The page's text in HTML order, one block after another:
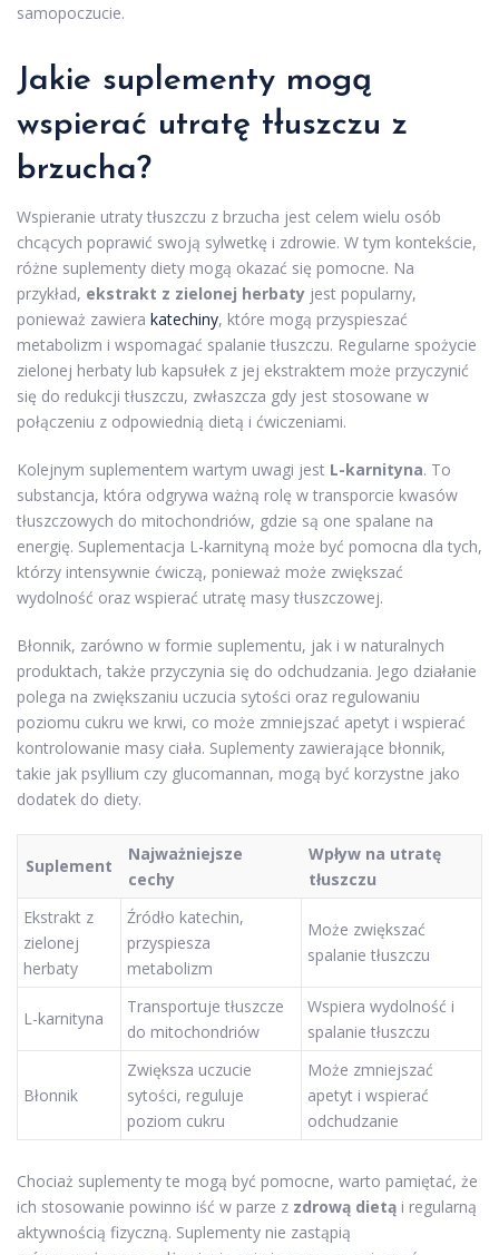
samopoczucie.
Jakie suplementy mogą
wspierać utratę tłuszczu z
brzucha?
Wspieranie utraty tłuszczu z brzucha jest celem wielu osób
chcących poprawić swoją sylwetkę i zdrowie. W tym kontekście,
różne suplementy diety mogą okazać się pomocne. Na
przykład, ekstrakt z zielonej herbaty jest popularny,
ponieważ zawiera katechiny, które mogą przyspieszać
metabolizm i wspomagać spalanie tłuszczu. Regularne spożycie
zielonej herbaty lub kapsułek z jej ekstraktem może przyczynić
się do redukcji tłuszczu, zwłaszcza gdy jest stosowane w
połączeniu z odpowiednią dietą i ćwiczeniami.
Kolejnym suplementem wartym uwagi jest L-karnityna. To
substancja, która odgrywa ważną rolę w transporcie kwasów
tłuszczowych do mitochondriów, gdzie są one spalane na
energię. Suplementacja L-karnityną może być pomocna dla tych,
którzy intensywnie ćwiczą, ponieważ może zwiększać
wydolność oraz wspierać utratę masy tłuszczowej.
Błonnik, zarówno w formie suplementu, jak i w naturalnych
produktach, także przyczynia się do odchudzania. Jego działanie
polega na zwiększaniu uczucia sytości oraz regulowaniu
poziomu cukru we krwi, co może zmniejszać apetyt i wspierać
kontrolowanie masy ciała. Suplementy zawierające błonnik,
takie jak psyllium czy glucomannan, mogą być korzystne jako
dodatek do diety.
Suplement
Najważniejsze
cechy
Wpływ na utratę
tłuszczu
Ekstrakt z
zielonej
herbaty
Źródło katechin,
przyspiesza
metabolizm
Może zwiększać
spalanie tłuszczu
L-karnityna
Transportuje tłuszcze
do mitochondriów
Wspiera wydolność i
spalanie tłuszczu
Błonnik
Zwiększa uczucie
sytości, reguluje
poziom cukru
Może zmniejszać
apetyt i wspierać
odchudzanie
Chociaż suplementy te mogą być pomocne, warto pamiętać, że
ich stosowanie powinno iść w parze z zdrową dietą i regularną
aktywnością fizyczną. Suplementy nie zastąpią